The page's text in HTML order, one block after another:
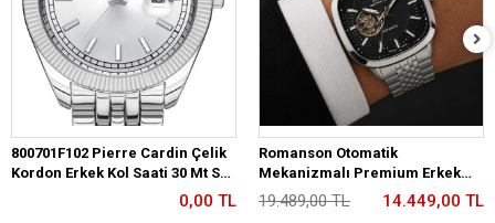
800701F102 Pierre Cardin Çelik
Kordon Erkek Kol Saati 30 Mt Su
0,00 TL
Romanson Otomatik
Mekanizmalı Premium Erkek
Kol Saati 5 ATM Suya Dayanıklı 2
Yıl Garantili RM2233.12
19.489,00 TL 14.449,00 TL